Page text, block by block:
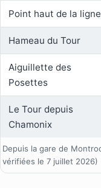
Depuis la gare de
vérifiées le 7 juillet 2026)
Point haut de la ligne
Hameau du Tour
Aiguillette des
Posettes
Le Tour depuis
Chamonix